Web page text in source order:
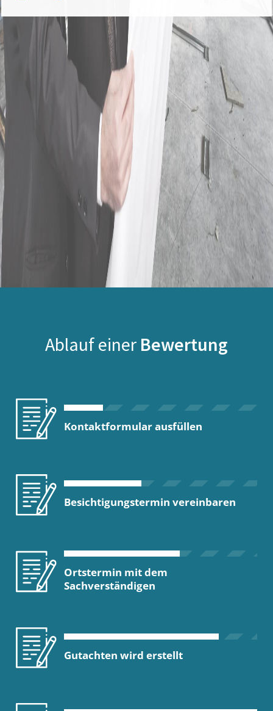
Ablauf einer Bewertung
Kontaktformular ausfüllen
Besichtigungstermin vereinbaren
Ortstermin mit dem
Sachverständigen
Gutachten wird erstellt